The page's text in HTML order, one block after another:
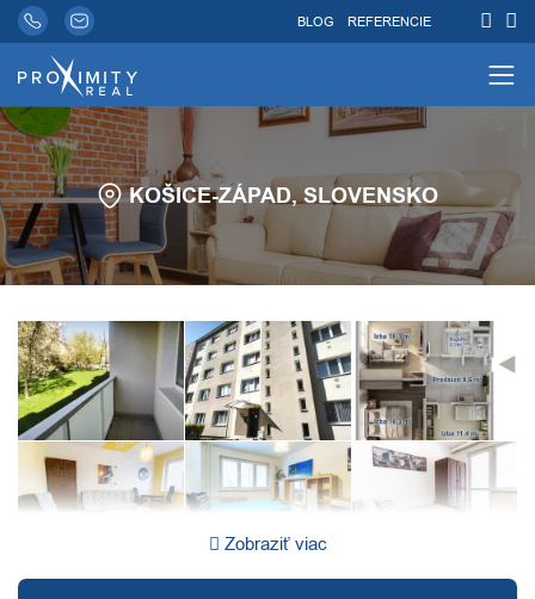
BLOG REFERENCIE
KOŠICE-ZÁPAD, SLOVENSKO
Zobraziť viac